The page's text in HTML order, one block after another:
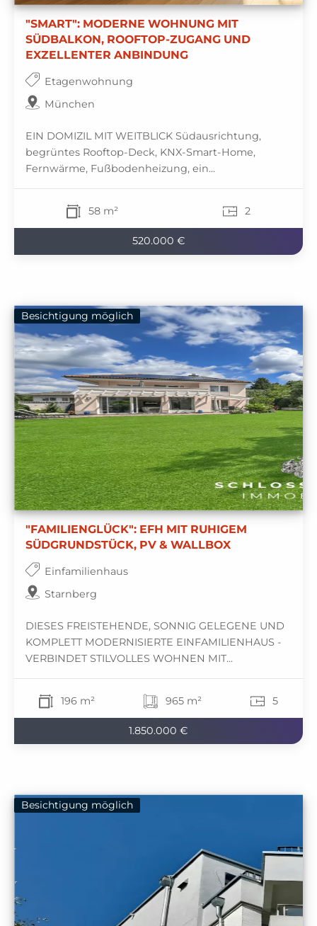
"SMART": MODERNE WOHNUNG MIT
SÜDBALKON, ROOFTOP-ZUGANG UND
EXZELLENTER ANBINDUNG
Etagenwohnung
München
EIN DOMIZIL MIT WEITBLICK Südausrichtung,
begrüntes Rooftop-Deck, KNX-Smart-Home,
Fernwärme, Fußbodenheizung, ein...
58 m² 2
520.000 €
Besichtigung möglich
"FAMILIENGLÜCK": EFH MIT RUHIGEM
SÜDGRUNDSTÜCK, PV & WALLBOX
Einfamilienhaus
Starnberg
DIESES FREISTEHENDE, SONNIG GELEGENE UND
KOMPLETT MODERNISIERTE EINFAMILIENHAUS -
VERBINDET STILVOLLES WOHNEN MIT...
196 m² 965 m² 5
1.850.000 €
Besichtigung möglich